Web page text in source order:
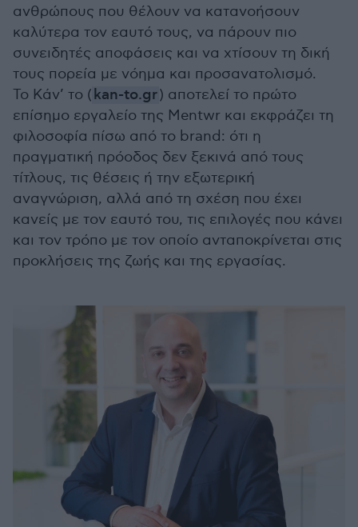
ανθρώπους που θέλουν να κατανοήσουν
καλύτερα τον εαυτό τους, να πάρουν πιο
συνειδητές αποφάσεις και να χτίσουν τη δική
τους πορεία με νόημα και προσανατολισμό.
Το Κάν’ το (kan-to.gr) αποτελεί το πρώτο
επίσημο εργαλείο της Mentwr και εκφράζει τη
φιλοσοφία πίσω από το brand: ότι η
πραγματική πρόοδος δεν ξεκινά από τους
τίτλους, τις θέσεις ή την εξωτερική
αναγνώριση, αλλά από τη σχέση που έχει
κανείς με τον εαυτό του, τις επιλογές που κάνει
και τον τρόπο με τον οποίο ανταποκρίνεται στις
προκλήσεις της ζωής και της εργασίας.